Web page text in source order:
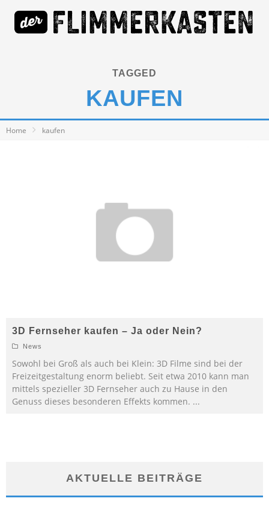
TAGGED
KAUFEN
Home kaufen
3D Fernseher kaufen – Ja oder Nein?
News
Sowohl bei Groß als auch bei Klein: 3D Filme sind bei der
Freizeitgestaltung enorm beliebt. Seit etwa 2010 kann man
mittels spezieller 3D Fernseher auch zu Hause in den
Genuss dieses besonderen Effekts kommen. ...
AKTUELLE BEITRÄGE